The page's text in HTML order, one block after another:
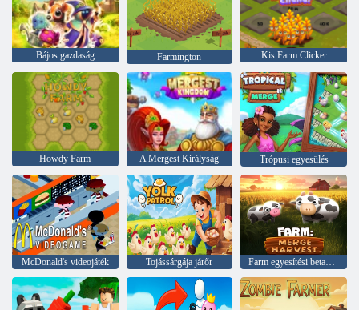
Bájos gazdaság Farmington Kis Farm Clicker
Howdy Farm A Mergest Királyság Trópusi egyesülés
McDonald's videojáték Tojássárgája járőr Farm egyesítési betakarítás